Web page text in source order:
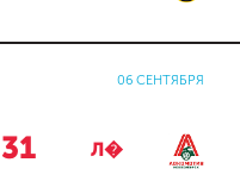
06 СЕНТЯБРЯ
31 Л�